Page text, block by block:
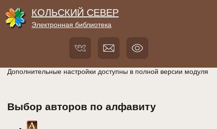
КОЛЬСКИЙ СЕВЕР
Электронная библиотека
Дополнительные настройки доступны в полной версии модуля
Выбор авторов по алфавиту